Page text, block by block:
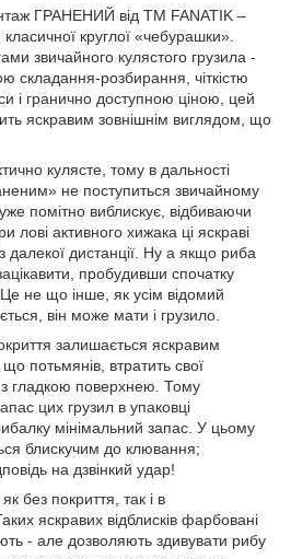
ГРАНЕНИЙ від ТМ FANATIK –
круглої «чебурашки».
звичайного кулястого грузила -
складання-розбирання, чіткістю
і гранично доступною ціною, цей
яскравим зовнішнім виглядом, що
кулясте, тому в дальності
не поступиться звичайному
помітно виблискує, відбиваючи
лові активного хижака ці яскраві
далекої дистанції. Ну а якщо риба
пробудивши спочатку
Це не що інше, як усім відомий
він може мати і грузило.
залишається яскравим
потьмянів, втратить свої
гладкою поверхнею. Тому
цих грузил в упаковці
мінімальний запас. У цьому
блискучим до клювання;
на дзвінкий удар!
без покриття, так і в
яскравих відблисків фарбовані
- але дозволяють здивувати рибу